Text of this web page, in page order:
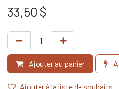
33,50 $
Ajouter au panier
Ajouter à la liste de souhaits